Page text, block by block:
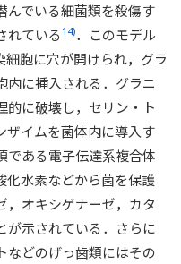
んでいる細菌類を殺傷す
れている 14)．このモデル
細胞に穴が開けられ，グラ
内に挿入される．グラニ
的に破壊し，セリン・ト
ザイムを菌体内に導入す
である電子伝達系複合体
化水素などから菌を保護
，オキシゲナーゼ，カタ
が示されている．さらに
などのげっ歯類にはその